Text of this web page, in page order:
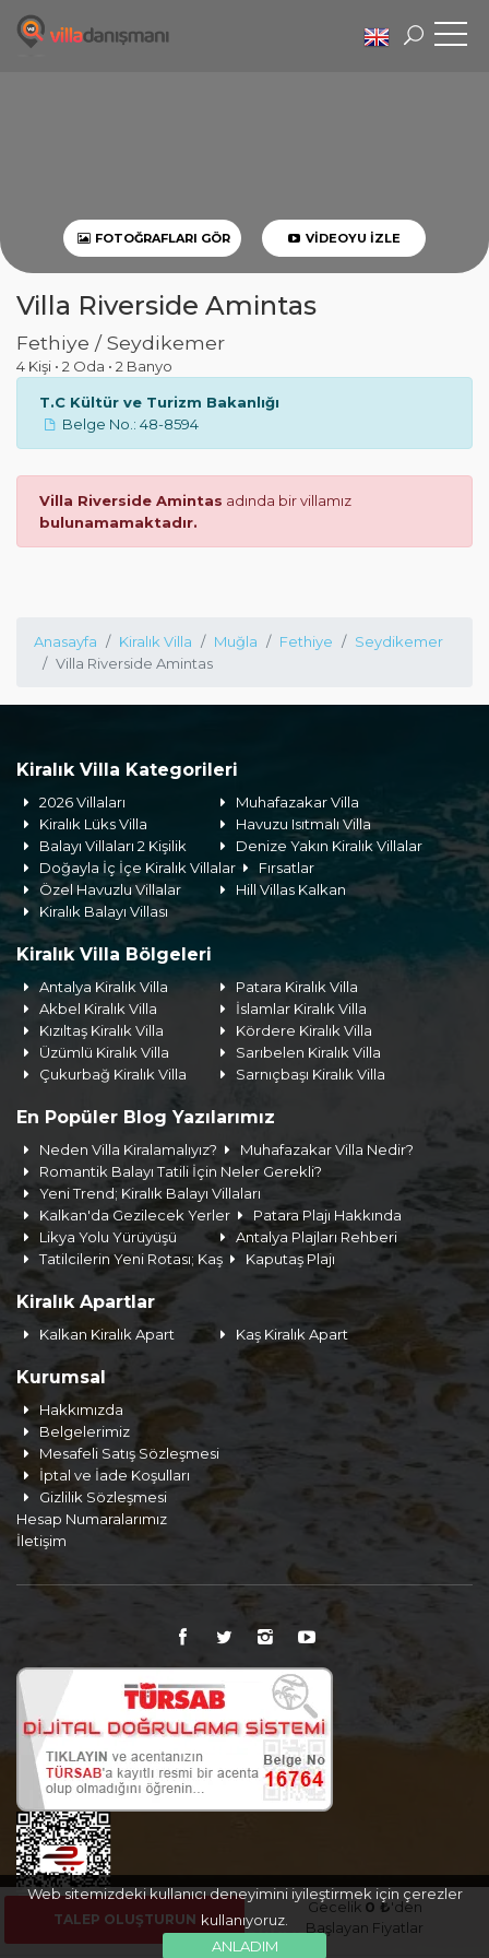
FOTOĞRAFLARI GÖR VIDEOYU İZLE
Villa Riverside Amintas
Fethiye / Seydikemer
4 Kişi • 2 Oda • 2 Banyo
T.C Kültür ve Turizm Bakanlığı
Belge No.: 48-8594
Villa Riverside Amintas adında bir villamız
bulunamamaktadır.
Anasayfa Kiralık Villa Muğla Fethiye
Seydikemer
Villa Riverside Amintas
Kiralık Villa Kategorileri
2026 Villaları
Muhafazakar Villa
Kiralık Lüks Villa
Havuzu Isıtmalı Villa
Balayı Villaları 2 Kişilik
Denize Yakın Kiralık Villalar
Doğayla İç İçe Kiralık Villalar
Fırsatlar
Özel Havuzlu Villalar
Hill Villas Kalkan
Kiralık Balayı Villası
Kiralık Villa Bölgeleri
Antalya Kiralık Villa
Patara Kiralık Villa
Akbel Kiralık Villa
İslamlar Kiralık Villa
Kızıltaş Kiralık Villa
Kördere Kiralık Villa
Üzümlü Kiralık Villa
Sarıbelen Kiralık Villa
Çukurbağ Kiralık Villa
Sarnıçbaşı Kiralık Villa
En Popüler Blog Yazılarımız
Neden Villa Kiralamalıyız?
Muhafazakar Villa Nedir?
Romantik Balayı Tatili İçin Neler Gerekli?
Yeni Trend; Kiralık Balayı Villaları
Kalkan'da Gezilecek Yerler
Patara Plajı Hakkında
Likya Yolu Yürüyüşü
Antalya Plajları Rehberi
Tatilcilerin Yeni Rotası; Kaş
Kaputaş Plajı
Kiralık Apartlar
Kalkan Kiralık Apart Kaş Kiralık Apart
Kurumsal
Hakkımızda
Belgelerimiz
Mesafeli Satış Sözleşmesi
İptal ve İade Koşulları
Gizlilik Sözleşmesi
Hesap Numaralarımız
İletişim
Web sitemizdeki kullanıcı deneyimini iyileştirmek için çerezler
kullanıyoruz.
ANLADIM
TALEP OLUŞTURUN
Gecelik 0 ₺'den
Başlayan Fiyatlar